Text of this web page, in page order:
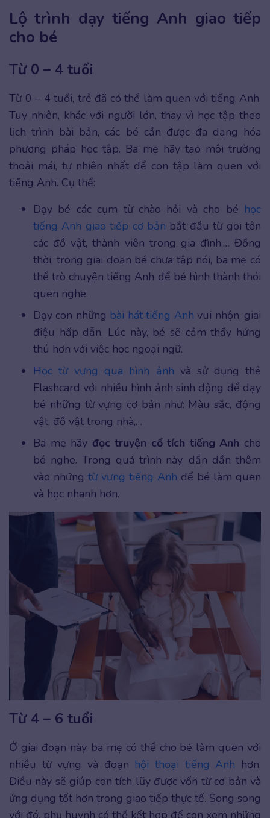
Lộ trình dạy tiếng Anh giao tiếp
cho bé
Từ 0 – 4 tuổi
Từ 0 – 4 tuổi, trẻ đã có thể làm quen với tiếng Anh.
Tuy nhiên, khác với người lớn, thay vì học tập theo
lịch trình bài bản, các bé cần được đa dạng hóa
phương pháp học tập. Ba mẹ hãy tạo môi trường
thoải mái, tự nhiên nhất để con tập làm quen với
tiếng Anh. Cụ thể:
Dạy bé các cụm từ chào hỏi và cho bé học
tiếng Anh giao tiếp cơ bản bắt đầu từ gọi tên
các đồ vật, thành viên trong gia đình,… Đồng
thời, trong giai đoạn bé chưa tập nói, ba mẹ có
thể trò chuyện tiếng Anh để bé hình thành thói
quen nghe.
Dạy con những bài hát tiếng Anh vui nhộn, giai
điệu hấp dẫn. Lúc này, bé sẽ cảm thấy hứng
thú hơn với việc học ngoại ngữ.
Học từ vựng qua hình ảnh và sử dụng thẻ
Flashcard với nhiều hình ảnh sinh động để dạy
bé những từ vựng cơ bản như: Màu sắc, động
vật, đồ vật trong nhà,…
Ba mẹ hãy đọc truyện cổ tích tiếng Anh cho
bé nghe. Trong quá trình này, dần dần thêm
vào những từ vựng tiếng Anh để bé làm quen
và học nhanh hơn.
Từ 4 – 6 tuổi
Ở giai đoạn này, ba mẹ có thể cho bé làm quen với
nhiều từ vựng và đoạn hội thoại tiếng Anh hơn.
Điều này sẽ giúp con tích lũy được vốn từ cơ bản và
ứng dụng tốt hơn trong giao tiếp thực tế. Song song
với đó, phụ huynh có thể kết hợp để con xem những